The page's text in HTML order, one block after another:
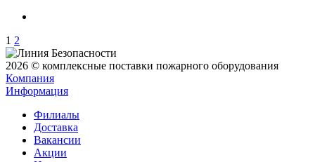
1 2
2026 © комплексные поставки пожарного оборудования
Компания
Информация
Филиалы
Доставка
Вакансии
Акции